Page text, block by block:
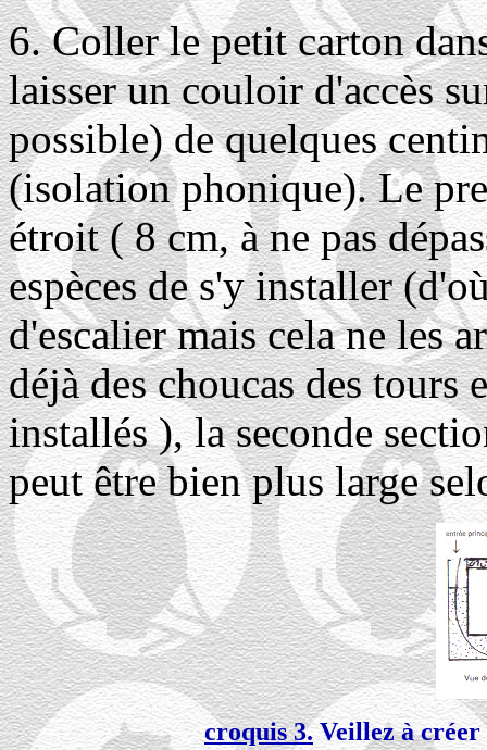
6. Coller le petit carton
laisser un couloir d'accès
possible) de quelques
(isolation phonique). Le
étroit ( 8 cm, à ne pas
espèces de s'y installer
d'escalier mais cela ne les
déjà des choucas des tours
installés ), la seconde
peut être bien plus large
croquis 3.Veillez à